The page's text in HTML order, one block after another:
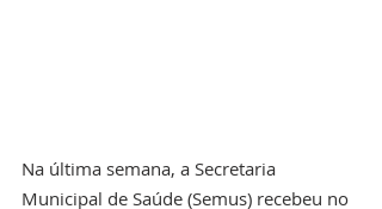
Na última semana, a Secretaria
Municipal de Saúde (Semus) recebeu no